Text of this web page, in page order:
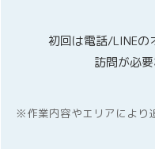
初回は電話/LINEの
訪問が必
※作業内容やエリアにより